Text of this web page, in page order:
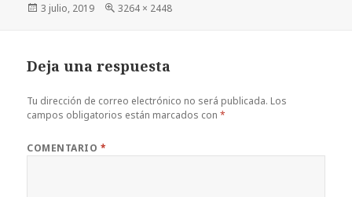
Publicado
3 julio, 2019
Tamaño
3264 × 2448
Deja una respuesta
Tu dirección de correo electrónico no será publicada. Los
campos obligatorios están marcados con*
COMENTARIO *